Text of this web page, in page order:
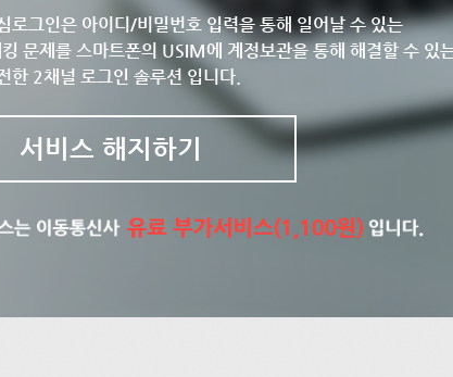
로그인은 아이디/비밀번호 입력을 통해 일어날 수 있는
문제를 스마트폰의 USIM에 계정보관을 통해 해결할 수 있
한 2채널 로그인 솔루션 입니다.
서비스 해지하기